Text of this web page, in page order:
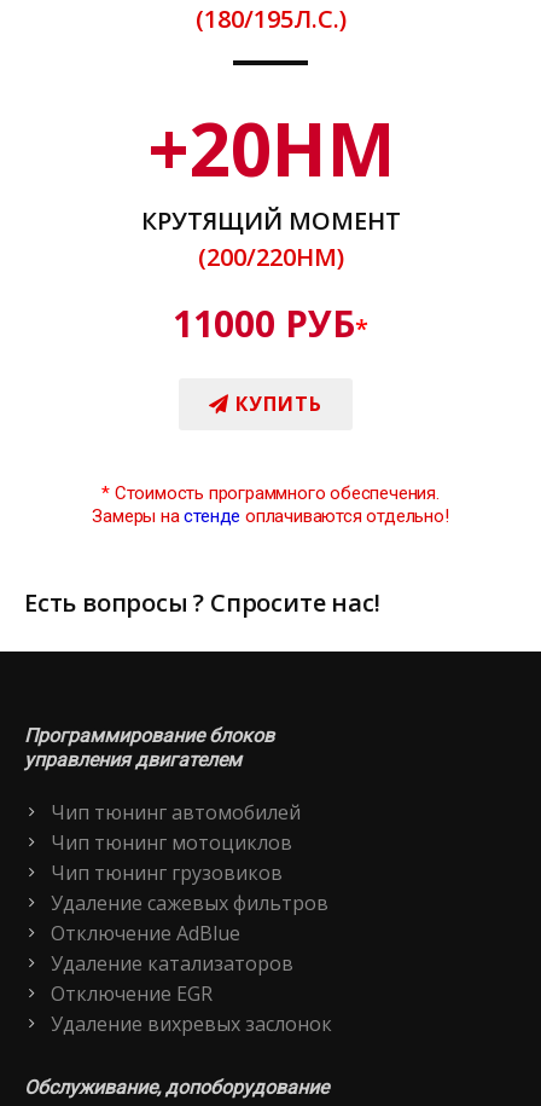
(180/195Л.С.)
+20НМ
КРУТЯЩИЙ МОМЕНТ
(200/220НМ)
11000 РУБ*
КУПИТЬ
* Стоимость программного обеспечения.
Замеры настенде оплачиваются отдельно!
Есть вопросы ? Спросите нас!
Программирование блоков
управления двигателем
Чип тюнинг автомобилей
Чип тюнинг мотоциклов
Чип тюнинг грузовиков
Удаление сажевых фильтров
Отключение AdBlue
Удаление катализаторов
Отключение EGR
Удаление вихревых заслонок
Обслуживание, допоборудование